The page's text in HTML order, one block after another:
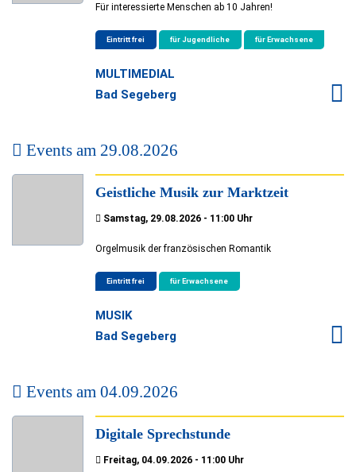
Für interessierte Menschen ab 10 Jahren!
Eintritt frei für Jugendliche für Erwachsene
MULTIMEDIAL
Bad Segeberg
Events am 29.08.2026
Geistliche Musik zur Marktzeit
Samstag, 29.08.2026 - 11:00 Uhr
Orgelmusik der französischen Romantik
Eintritt frei für Erwachsene
MUSIK
Bad Segeberg
Events am 04.09.2026
Digitale Sprechstunde
Freitag, 04.09.2026 - 11:00 Uhr